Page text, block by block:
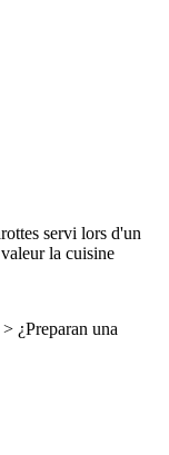
> ¿Preparan una